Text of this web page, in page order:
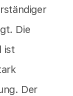
Die
ist
Der